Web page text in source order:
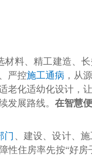
材料、精工建造、
严控施工通病 ，从
老化适幼化设计，
发展路线。在智慧
门 、建设、设计、
性住房率先按“好